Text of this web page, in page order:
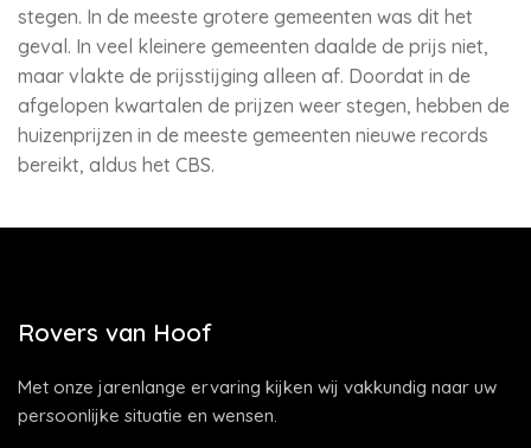
stegen. In de meeste grotere gemeenten was dit het
geval. In veel kleinere gemeenten daalde de prijs niet,
maar vlakte de prijsstijging alleen af. Doordat in de
afgelopen kwartalen de prijzen weer stegen, hebben de
huizenprijzen in de meeste gemeenten nieuwe records
bereikt, aldus het CBS.
Rovers van Hoof
Met onze jarenlange ervaring kijken wij vakkundig naar uw
persoonlijke situatie en wensen.